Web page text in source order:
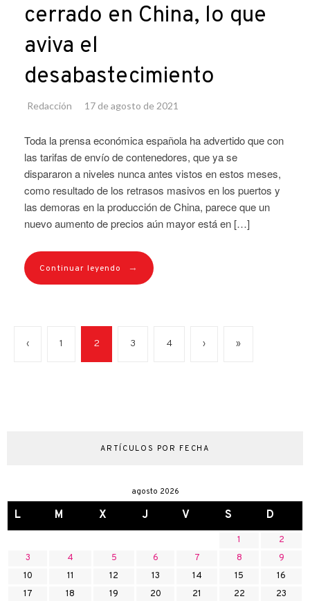
cerrado en China, lo que
aviva el
desabastecimiento
Redacción 17 de agosto de 2021
Toda la prensa económica española ha advertido que con
las tarifas de envío de contenedores, que ya se
dispararon a niveles nunca antes vistos en estos meses,
como resultado de los retrasos masivos en los puertos y
las demoras en la producción de China, parece que un
nuevo aumento de precios aún mayor está en […]
Continuar leyendo →
‹ 1 2 3 4 › »
ARTÍCULOS POR FECHA
agosto 2026
L M X J V S D
1
2
3
4 5 6 7 8
9
10
11 12 13 14 15
16
17
18 19 20 21 22
23